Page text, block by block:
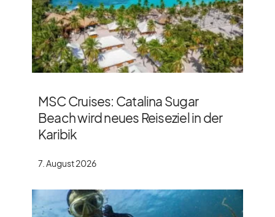
MSC Cruises: Catalina Sugar
Beach wird neues Reiseziel in der
Karibik
7. August 2026